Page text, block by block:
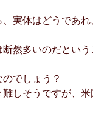
実体はどうであ
然多いのだという
でしょう？
しそうですが、